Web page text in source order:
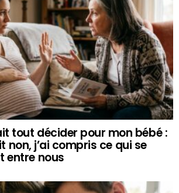
tout décider pour mon bébé :
non, j’ai compris ce qui se
entre nous